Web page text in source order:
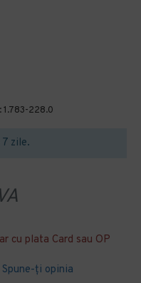
1.783-228.0
zile.
Spune-ţi opinia
cu plata Card sau OP